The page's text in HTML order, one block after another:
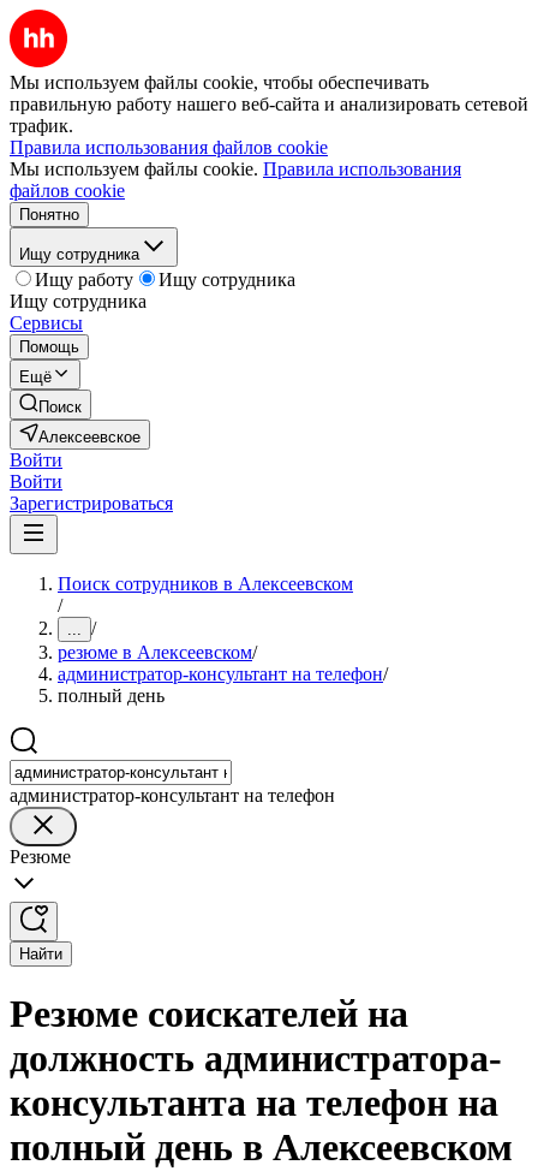
Мы используем файлы cookie, чтобы обеспечивать
правильную работу нашего веб-сайта и анализировать сетевой
трафик.
Правила использования файлов cookie
Мы используем файлы cookie. Правила использования
файлов cookie
Понятно
Ищу сотрудника
Ищу работу
Ищу сотрудника
Ищу сотрудника
Сервисы
Помощь
Ещё
Поиск
Алексеевское
Войти
Войти
Зарегистрироваться
Поиск сотрудников в Алексеевском
/
... /
резюме в Алексеевском/
администратор-консультант на телефон/
полный день
администратор-консультант на телефон
Резюме
Найти
Резюме соискателей на
должность администратора-
консультанта на телефон на
полный день в Алексеевском